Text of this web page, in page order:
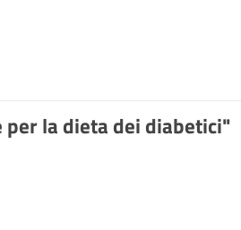
la dieta dei diabetici"